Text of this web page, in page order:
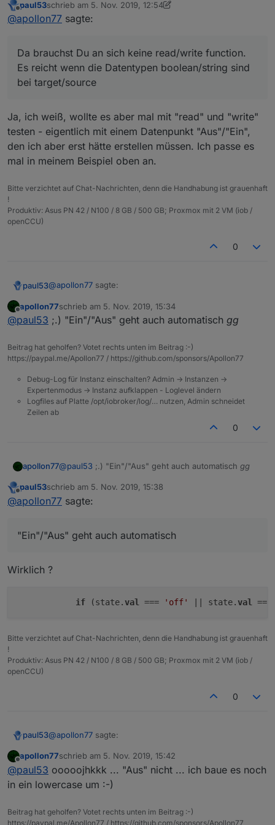
function. Es reicht wenn die Datentypen
boolean/string sind bei target/source
Offline
paul53schrieb am 5. Nov. 2019, 12:54
zuletzt editiert von paul5311. Mai 2019, 13:55
@apollon77 sagte:
Da brauchst Du an sich keine read/write function.
Es reicht wenn die Datentypen boolean/string sind
bei target/source
Ja, ich weiß, wollte es aber mal mit "read" und "write"
testen - eigentlich mit einem Datenpunkt "Aus"/"Ein",
den ich aber erst hätte erstellen müssen. Ich passe es
mal in meinem Beispiel oben an.
Bitte verzichtet auf Chat-Nachrichten, denn die Handhabung ist grauenhaft
!
Produktiv: Asus PN 42 / N100 / 8 GB / 500 GB; Proxmox mit 2 VM (iob /
openCCU)
0
paul53@apollon77 sagte:
Da brauchst Du an sich keine read/write function.
testen - eigentlich mit einem Datenpunkt "Aus"/"Ein",
den ich aber erst hätte erstellen müssen. Ich passe es
mal in meinem Beispiel oben an.
Offline
apollon77schrieb am 5. Nov. 2019, 15:34
zuletzt editiert von
@paul53 ;.) "Ein"/"Aus" geht auch automatisch gg
Beitrag hat geholfen? Votet rechts unten im Beitrag :-)
https://paypal.me/Apollon77 / https://github.com/sponsors/Apollon77
Debug-Log für Instanz einschalten? Admin -> Instanzen ->
Expertenmodus -> Instanz aufklappen - Loglevel ändern
Logfiles auf Platte /opt/iobroker/log/… nutzen, Admin schneidet
Zeilen ab
0
apollon77@paul53 ;.) "Ein"/"Aus" geht auch automatisch gg
Offline
paul53schrieb am 5. Nov. 2019, 15:38
zuletzt editiert von
@apollon77 sagte:
"Ein"/"Aus" geht auch automatisch
Wirklich ?
if (state.val === 'off' || state.val
Bitte verzichtet auf Chat-Nachrichten, denn die Handhabung ist grauenhaft
!
Produktiv: Asus PN 42 / N100 / 8 GB / 500 GB; Proxmox mit 2 VM (iob /
openCCU)
0
paul53@apollon77 sagte:
"Ein"/"Aus" geht auch automatisch
Offline
apollon77schrieb am 5. Nov. 2019, 15:42
zuletzt editiert von
@paul53 ooooojhkkk ... "Aus" nicht ... ich baue es noch
in ein lowercase um :-)
Beitrag hat geholfen? Votet rechts unten im Beitrag :-)
https://paypal.me/Apollon77 / https://github.com/sponsors/Apollon77